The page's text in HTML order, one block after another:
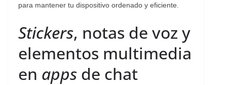
para mantener tu dispositivo ordenado y eficiente.
Stickers, notas de voz y
elementos multimedia
en apps de chat